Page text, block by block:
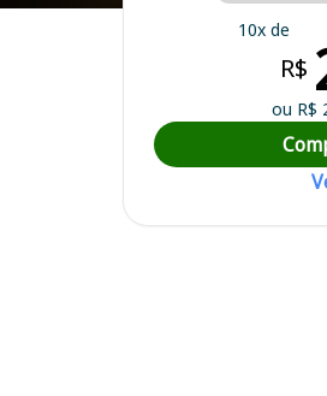
Curso Preparatório para o Concurso
10x de
R$
ou R$